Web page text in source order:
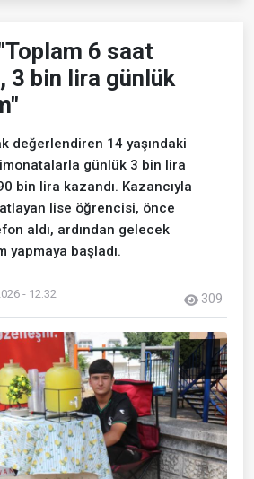
6 saat
3 bin lira günlük
değerlendiren 14 yaşındaki
günlük 3 bin lira
bin lira kazandı. Kazancıyla
lise öğrencisi, önce
aldı, ardından gelecek
yapmaya başladı.
- 12:32 309